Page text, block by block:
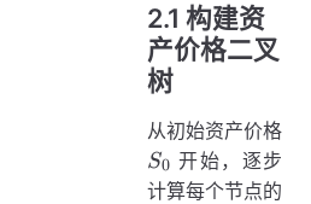
2.1 构建资
产价格二叉
树
从初始资产价格
S_0
S0 开始，逐步
计算每个节点的